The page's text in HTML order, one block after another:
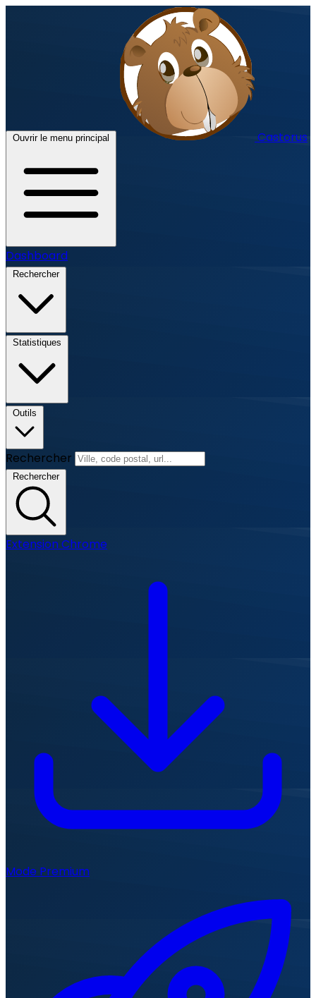
Ouvrir le menu principal Castorus
Dashboard
Rechercher
Statistiques
Outils
Rechercher
Rechercher
Extension Chrome
Mode Premium